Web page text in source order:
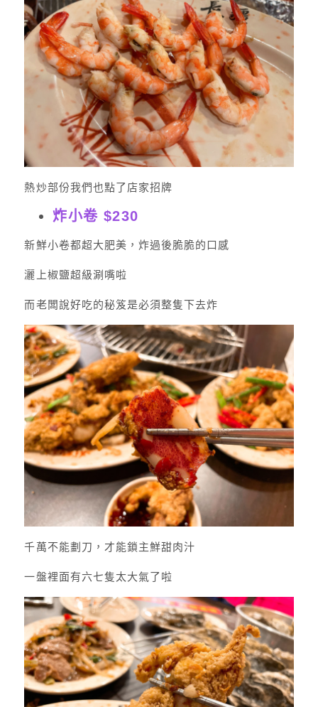
熱炒部份我們也點了店家招牌
炸小卷 $230
新鮮小卷都超大肥美，炸過後脆脆的口感
灑上椒鹽超級涮嘴啦
而老闆說好吃的秘笈是必須整隻下去炸
千萬不能劃刀，才能鎖主鮮甜肉汁
一盤裡面有六七隻太大氣了啦